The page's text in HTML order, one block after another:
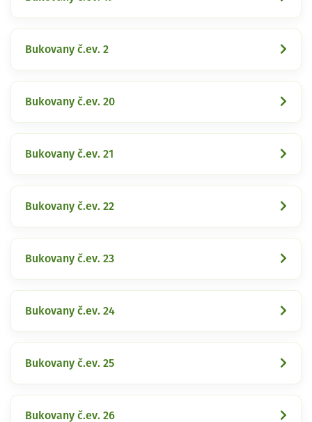
Bukovany č.ev. 2
Bukovany č.ev. 20
Bukovany č.ev. 21
Bukovany č.ev. 22
Bukovany č.ev. 23
Bukovany č.ev. 24
Bukovany č.ev. 25
Bukovany č.ev. 26